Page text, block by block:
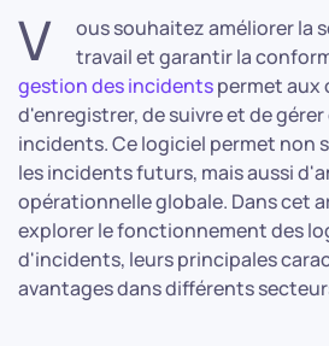
V
ous souhaitez améliorer la
travail et garantir la
gestion des incidentspermet aux
d'enregistrer, de suivre et de
incidents. Ce logiciel permet non
les incidents futurs, mais aussi
opérationnelle globale. Dans cet
explorer le fonctionnement des
d'incidents, leurs principales
avantages dans différents